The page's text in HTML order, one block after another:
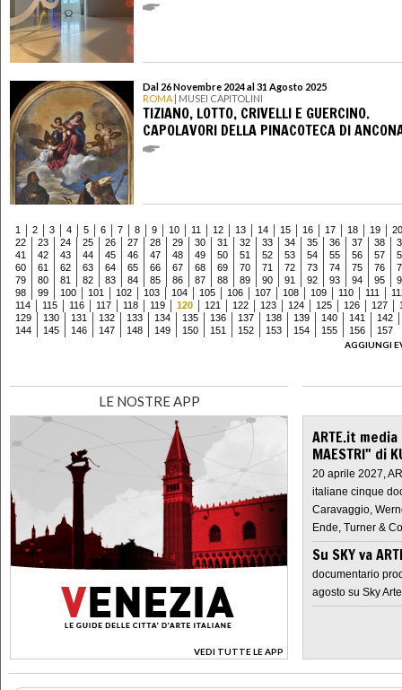
Dal 26 Novembre 2024 al 31 Agosto 2025
ROMA | MUSEI CAPITOLINI
TIZIANO, LOTTO, CRIVELLI E GUERCINO.
CAPOLAVORI DELLA PINACOTECA DI
1 2 3 4 5 6 7 8 9 10 11 12 13 14 15 16 17 18 19
20
22
23 24 25 26 27 28 29 30 31 32 33 34 35 36 37 38
41
42 43 44 45 46 47 48 49 50 51 52 53 54 55 56 57
60
61 62 63 64 65 66 67 68 69 70 71 72 73 74 75 76
79
80 81 82 83 84 85 86 87 88 89 90 91 92 93 94 95
98
99 100 101 102 103 104 105 106 107 108 109 110 111
114
115 116 117 118 119 120 121 122 123 124 125 126 127
129
130 131 132 133 134 135 136 137 138 139 140 141
142
144
145 146 147 148 149 150 151 152 153 154 155 156
157
AGGIUNGI
LE NOSTRE APP
VEDI TUTTE LE APP
>
ARTE.it
MAESTRI" di
20 aprile 2027,
italiane cinque
Caravaggio,
Ende, Turner &
Su SKY va
documentario
agosto su Sky Arte